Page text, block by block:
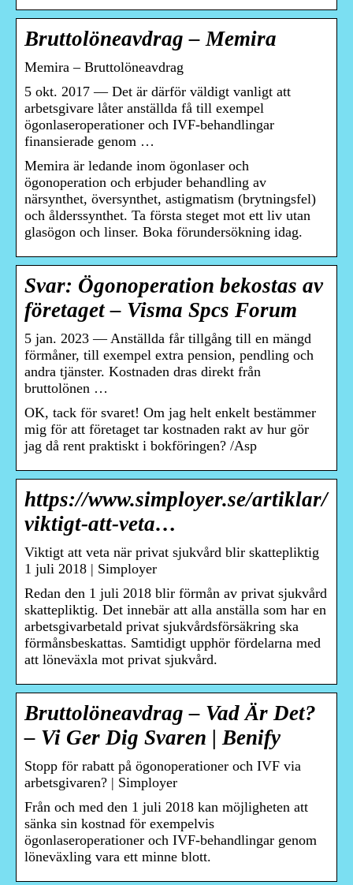
Bruttolöneavdrag – Memira
Memira – Bruttolöneavdrag
5 okt. 2017 — Det är därför väldigt vanligt att
arbetsgivare låter anställda få till exempel
ögonlaseroperationer och IVF-behandlingar
finansierade genom …
Memira är ledande inom ögonlaser och
ögonoperation och erbjuder behandling av
närsynthet, översynthet, astigmatism (brytningsfel)
och ålderssynthet. Ta första steget mot ett liv utan
glasögon och linser. Boka förundersökning idag.
Svar: Ögonoperation bekostas av
företaget – Visma Spcs Forum
5 jan. 2023 — Anställda får tillgång till en mängd
förmåner, till exempel extra pension, pendling och
andra tjänster. Kostnaden dras direkt från
bruttolönen …
OK, tack för svaret! Om jag helt enkelt bestämmer
mig för att företaget tar kostnaden rakt av hur gör
jag då rent praktiskt i bokföringen? /Asp
https://www.simployer.se/artiklar/
viktigt-att-veta…
Viktigt att veta när privat sjukvård blir skattepliktig
1 juli 2018 | Simployer
Redan den 1 juli 2018 blir förmån av privat sjukvård
skattepliktig. Det innebär att alla anställa som har en
arbetsgivarbetald privat sjukvårdsförsäkring ska
förmånsbeskattas. Samtidigt upphör fördelarna med
att löneväxla mot privat sjukvård.
Bruttolöneavdrag – Vad Är Det?
– Vi Ger Dig Svaren | Benify
Stopp för rabatt på ögonoperationer och IVF via
arbetsgivaren? | Simployer
Från och med den 1 juli 2018 kan möjligheten att
sänka sin kostnad för exempelvis
ögonlaseroperationer och IVF-behandlingar genom
löneväxling vara ett minne blott.